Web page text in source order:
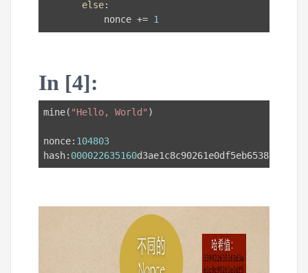
else:
nonce += 1
In [4]:
mine( "Hello, World" )
nonce: 104803
hash: 000022635160